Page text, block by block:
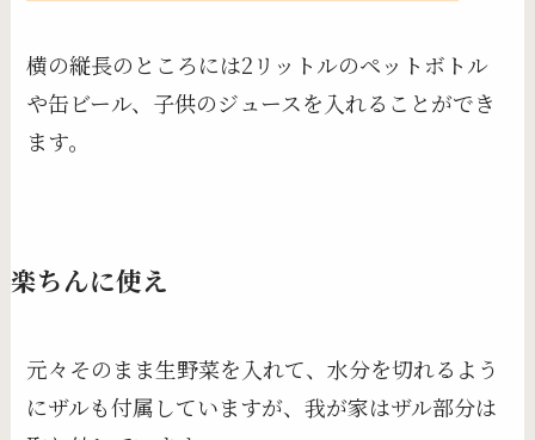
横の縦長のところには2リットルのペットボトル
や缶ビール、子供のジュースを入れることができ
ます。
楽ちんに使え
元々そのまま生野菜を入れて、水分を切れるよう
にザルも付属していますが、我が家はザル部分は